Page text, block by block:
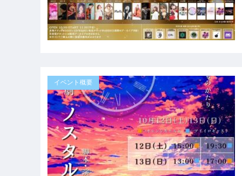
イベント概要